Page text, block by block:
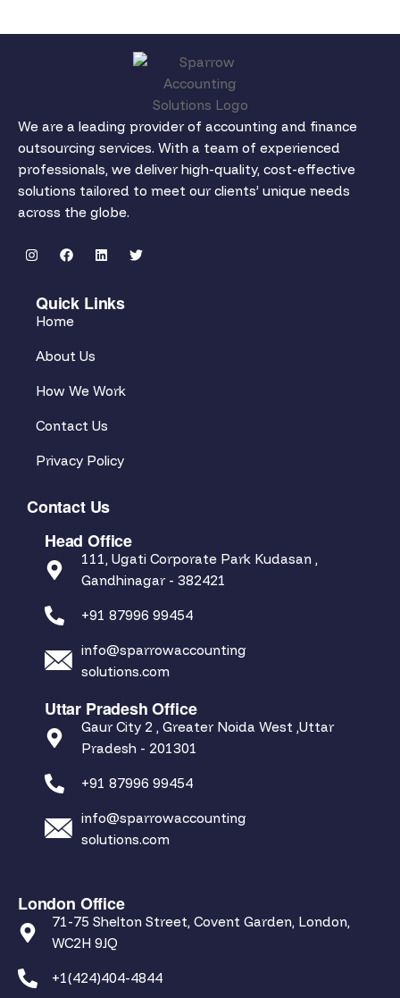
We are a leading provider of accounting and finance
outsourcing services. With a team of experienced
professionals, we deliver high-quality, cost-effective
solutions tailored to meet our clients’ unique needs
across the globe.
Quick Links
Home
About Us
How We Work
Contact Us
Privacy Policy
Contact Us
Head Office
111, Ugati Corporate Park Kudasan ,
Gandhinagar - 382421
+91 87996 99454
info@sparrowaccounting
solutions.com
Uttar Pradesh Office
Gaur City 2 , Greater Noida West ,Uttar
Pradesh - 201301
+91 87996 99454
info@sparrowaccounting
solutions.com
London Office
71-75 Shelton Street, Covent Garden, London,
WC2H 9JQ
+1(424)404-4844